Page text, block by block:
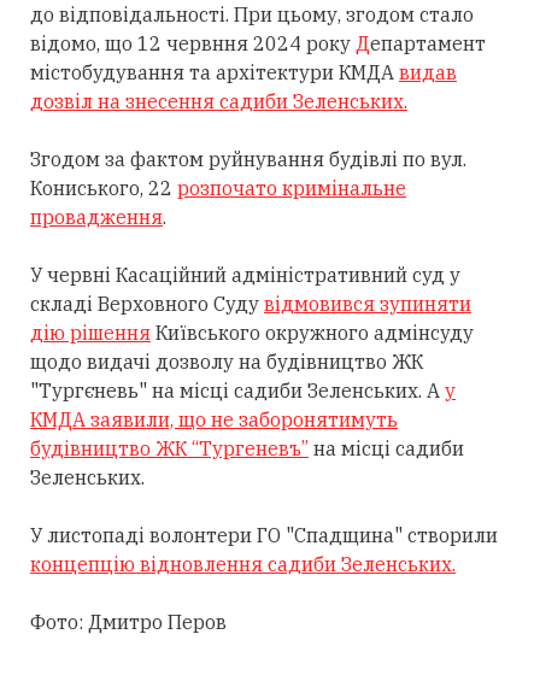
до відповідальності. При цьому, згодом стало
відомо, що 12 червння 2024 року Департамент
містобудування та архітектури КМДА видав
дозвіл на знесення садиби Зеленських.
Згодом за фактом руйнування будівлі по вул.
Кониського, 22 розпочато кримінальне
провадження.
У червні Касаційний адміністративний суд у
складі Верховного Суду відмовився зупиняти
дію рішення Київського окружного адмінсуду
щодо видачі дозволу на будівництво ЖК
"Тургєневь" на місці садиби Зеленських. А у
КМДА заявили, що не заборонятимуть
будівництво ЖК “Тургеневъ” на місці садиби
Зеленських.
У листопаді волонтери ГО "Спадщина" створили
концепцію відновлення садиби Зеленських.
Фото: Дмитро Перов